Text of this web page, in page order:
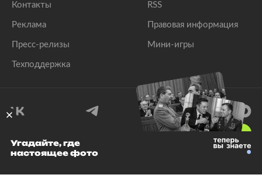
Контакты
Реклама
Пресс-релизы
Техподдержка
RSS
Правовая информация
Мини-игры
© 1999–2026 Все права защищены.
Угадайте, где
настоящее фото